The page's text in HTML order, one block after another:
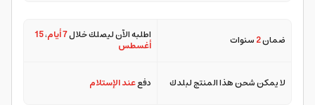
ضمان2سنوات اطلبه الآن ليصلك خلال7 أيام ،15
أغسطس
لا يمكن شحن هذا المنتج لبلدك دفععند الإستلام